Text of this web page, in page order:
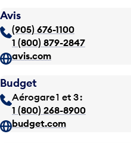
Avis
(905) 676-1100
1 (800) 879-2847
avis.com
Budget
Aérogare 1 et 3 :
1 (800) 268-8900
budget.com